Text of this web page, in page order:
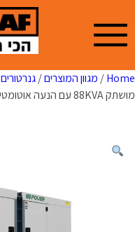
to
content
Home
/ מגוון המוצרים/גנרטורים
מושתק 88KVA עם הנעה אוטומטית KARNAF – מבית לוירון